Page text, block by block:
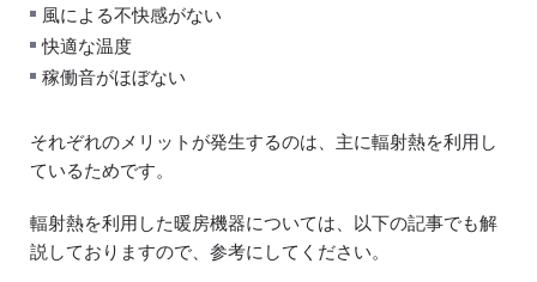
風による不快感がない
快適な温度
稼働音がほぼない
それぞれのメリットが発生するのは、主に輻射熱を利用し
ているためです。
輻射熱を利用した暖房機器については、以下の記事でも解
説しておりますので、参考にしてください。